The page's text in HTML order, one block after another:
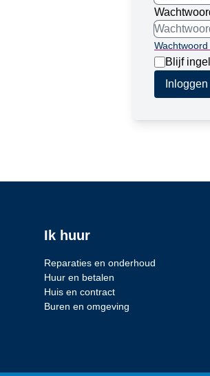
Blijf
Inloggen
Ik huur
Reparaties en onderhoud
Huur en betalen
Huis en contract
Buren en omgeving